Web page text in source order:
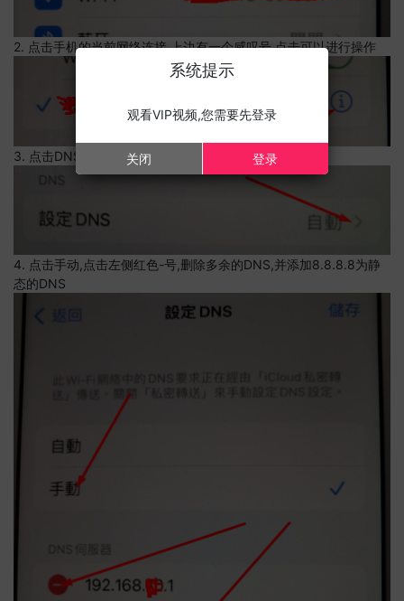
2. 点击手机的当前网络连接,上边有一个感叹号,点击可以进行操作
3. 点击DNS设置
4. 点击手动,点击左侧红色-号,删除多余的DNS,并添加8.8.8.8为静
态的DNS
系统提示
观看VIP视频,您需要先登录
关闭 登录